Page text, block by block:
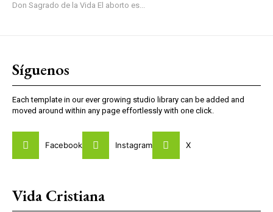
Don Sagrado de la Vida El aborto es...
Síguenos
Each template in our ever growing studio library can be added and
moved around within any page effortlessly with one click.
Facebook Instagram X
Vida Cristiana